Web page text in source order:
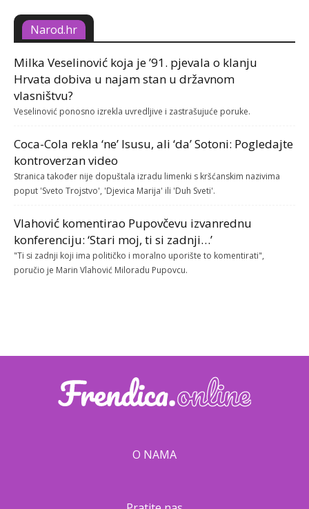
Narod.hr
Milka Veselinović koja je ’91. pjevala o klanju
Hrvata dobiva u najam stan u državnom
vlasništvu?
Veselinović ponosno izrekla uvredljive i zastrašujuće poruke.
Coca-Cola rekla ‘ne’ Isusu, ali ‘da’ Sotoni: Pogledajte
kontroverzan video
Stranica također nije dopuštala izradu limenki s kršćanskim nazivima
poput 'Sveto Trojstvo', 'Djevica Marija' ili 'Duh Sveti'.
Vlahović komentirao Pupovčevu izvanrednu
konferenciju: ‘Stari moj, ti si zadnji…’
"Ti si zadnji koji ima političko i moralno uporište to komentirati",
poručio je Marin Vlahović Miloradu Pupovcu.
O NAMA